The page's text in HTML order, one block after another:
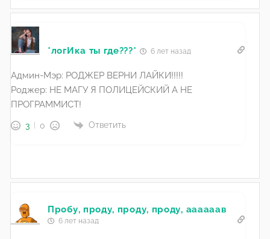
*логИка ты где???* 6 лет назад
Админ-Мэр: РОДЖЕР ВЕРНИ ЛАЙКИ!!!!!
Роджер: НЕ МАГУ Я ПОЛИЦЕЙСКИЙ А НЕ
ПРОГРАММИСТ!
3 0 Ответить
Пробу, проду, проду, проду, аааааав
6 лет назад